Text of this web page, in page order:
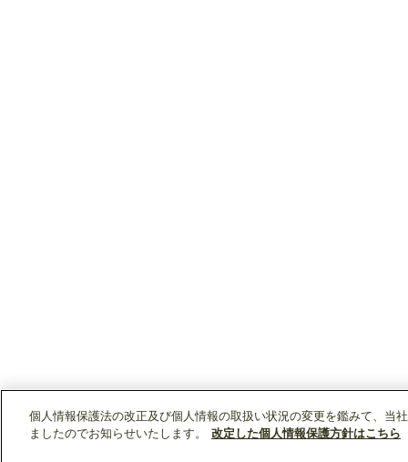
個人情報保護法の改正及び個人情報の取扱い状況の変更を鑑みて、当
ましたのでお知らせいたします。
改定した個人情報保護方針はこちら